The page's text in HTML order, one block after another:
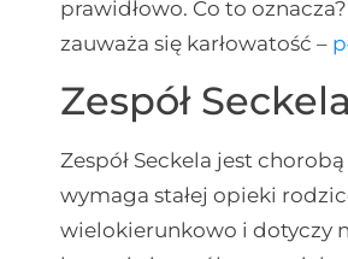
prawidłowo. Co to
zauważa się karłowatość –
Zespół
Zespół Seckela jest
wymaga stałej opieki
wielokierunkowo i dotyczy